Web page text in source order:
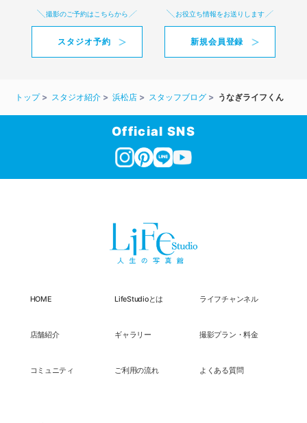
撮影のご予約はこちらから
スタジオ予約
お役立ち情報をお送りします
新規会員登録
トップ スタジオ紹介 浜松店 スタッフブログ うなぎライフくん
Official SNS
HOME LifeStudioとは ライフチャンネル
店舗紹介 ギャラリー 撮影プラン・料金
コミュニティ ご利用の流れ よくある質問